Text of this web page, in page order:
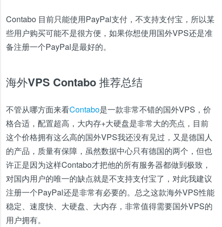
Contabo 目前只能使用PayPal支付，不支持支付宝，所以某
些用户购买可能不是很方便，如果你想使用国外VPS还是准
备注册一个PayPal是最好的。
海外VPS Contabo 推荐总结
不管从哪方面来看Contabo是一款非常不错的国外VPS，价
格合适，配置超高，大内存+大硬盘是非常大的亮点，目前
这个价格拥有这么高的国外VPS我还没有见过，又是德国人
的产品，质量有保障，虽然数据中心只有德国的两个，但也
许正是因为这样Contabo才把他的所有服务器都做到极致，
对国内用户的唯一的缺点就是不支持支付宝了，对此我建议
注册一个PayPal还是非常有必要的。总之这款海外VPS性能
稳定、速度快、大硬盘、大内存，非常值得需要国外VPS的
用户拥有。